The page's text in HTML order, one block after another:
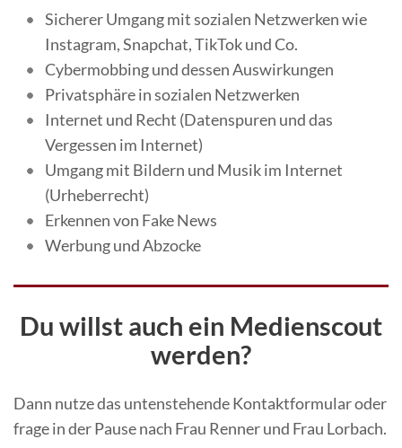
Sicherer Umgang mit sozialen Netzwerken wie
Instagram, Snapchat, TikTok und Co.
Cybermobbing und dessen Auswirkungen
Privatsphäre in sozialen Netzwerken
Internet und Recht (Datenspuren und das
Vergessen im Internet)
Umgang mit Bildern und Musik im Internet
(Urheberrecht)
Erkennen von Fake News
Werbung und Abzocke
Du willst auch ein Medienscout
werden?
Dann nutze das untenstehende Kontaktformular oder
frage in der Pause nach Frau Renner und Frau Lorbach.